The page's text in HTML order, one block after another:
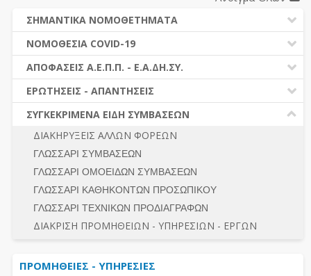
ΣΗΜΑΝΤΙΚΑ ΝΟΜΟΘΕΤΗΜΑΤΑ
ΔΗΜΟΣΙΕΣ ΣΥΜΒΑΣΕΙΣ (Ν. 4412/2016)
ΔΗΜΟΤΙΚΟΣ ΚΩΔΙΚΑΣ (Ν.3463/2006)
ΚΑΛΛΙΚΡΑΤΗΣ (Ν.3852/2010)
ΝΟΜΟΘΕΣΙΑ - ΝΟΜΟΛΟΓΙΑ (ΣΥΝΟΛΟ)
ΝΟΜΟΘΕΣΙΑ COVID-19
ΝΟΜΟΘΕΣΙΑ - ΝΟΜΟΛΟΓΙΑ COVID -19
ΕΡΩΤΗΣΕΙΣ - ΑΠΑΝΤΗΣΕΙΣ
ΑΠΟΦΑΣΕΙΣ Α.Ε.Π.Π. - Ε.Α.ΔΗ.ΣΥ.
ΠΡΟΔΙΚΑΣΤΙΚΗ ΠΡΟΣΦΥΓΗ
ΓΕΝΙΚΟΙ ΚΑΝΟΝΕΣ
ΔΙΚΑΙΟΥΜΕΝΟΙ ΣΥΜΜΕΤΟΧΗΣ
ΠΡΟΣΦΟΡΕΣ – ΔΙΚΑΙΟΛΟΓΗΤΙΚΑ ΣΥΜΜΕΤΟΧΗΣ
ΔΙΕΞΑΓΩΓΗ ΔΙΑΔΙΚΑΣΙΑΣ
ΕΣΗΔΗΣ – ΚΗΜΔΗΣ
ΠΕΡΙΛΗΨΕΙΣ ΑΠΟΦΑΣΕΩΝ Α.Ε.Π.Π. - Ε.Α.ΔΗ.ΣΥ.
ΣΥΝΟΛΟ
ΕΡΩΤΗΣΕΙΣ - ΑΠΑΝΤΗΣΕΙΣ
Ν. 4782/2021 - ΤΡΟΠΟΠΟΙΗΣΗ 4412/2016
ΔΙΕΞΑΓΩΓΗ ΔΙΑΔΙΚΑΣΙΑΣ
ΔΙΑΔΙΚΑΣΙΕΣ ΑΝΑΘΕΣΗΣ
ΓΕΝΙΚΟΙ ΚΑΝΟΝΕΣ
ΠΡΟΕΤΟΙΜΑΣΙΑ - ΔΗΜΟΣΙΟΤΗΤΑ
ΛΟΓΟΙ ΑΠΟΚΛΕΙΣΜΟΥ-ΔΙΚΑΙΟΥΜΕΝΟΙ ΣΥΜΜΕΤΟΧΗΣ
ΠΡΟΣΦΟΡΕΣ - ΔΙΚΑΙΟΛΟΓΗΤΙΚΑ ΣΥΜΜΕΤΟΧΗΣ
ΣΥΓΚΕΚΡΙΜΕΝΑ ΕΙΔΗ ΣΥΜΒΑΣΕΩΝ
ΔΙΑΚΗΡΥΞΕΙΣ ΑΛΛΩΝ ΦΟΡΕΩΝ
ΓΛΩΣΣΑΡΙ ΣΥΜΒΑΣΕΩΝ
ΓΛΩΣΣΑΡΙ ΟΜΟΕΙΔΩΝ ΣΥΜΒΑΣΕΩΝ
ΓΛΩΣΣΑΡΙ ΚΑΘΗΚΟΝΤΩΝ ΠΡΟΣΩΠΙΚΟΥ
ΓΛΩΣΣΑΡΙ ΤΕΧΝΙΚΩΝ ΠΡΟΔΙΑΓΡΑΦΩΝ
ΔΙΑΚΡΙΣΗ ΠΡΟΜΗΘΕΙΩΝ - ΥΠΗΡΕΣΙΩΝ - ΕΡΓΩΝ
ΠΡΟΜΗΘΕΙΕΣ - ΥΠΗΡΕΣΙΕΣ